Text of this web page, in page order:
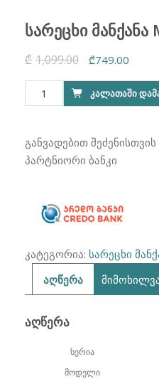
სარეცხი მანქანა
₾ 1,099.00
Original
price
was:
₾749.00
price
is:
რაოდენობა:
სარეცხი
MFN03W60/S
6კგ
ᲙᲐᲚᲐᲗᲐᲨᲘ
განვადებით
პარტნიორი ბანკი
კატეგორია: სარეცხი
აღწერა
ᲐᲦᲬᲔᲠᲐ
სერია
მოდელი